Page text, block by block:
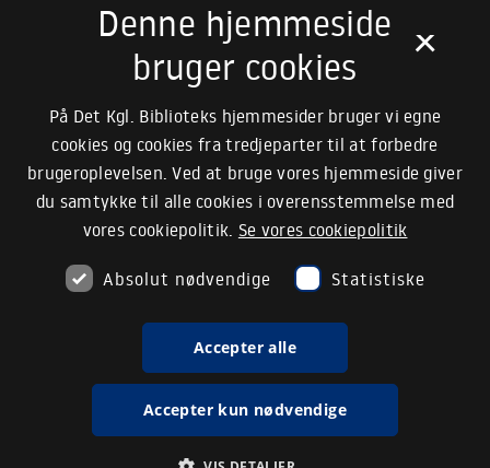
×
Denne hjemmeside
bruger cookies
På Det Kgl. Biblioteks hjemmesider bruger vi egne
cookies og cookies fra tredjeparter til at forbedre
brugeroplevelsen. Ved at bruge vores hjemmeside giver
du samtykke til alle cookies i overensstemmelse med
vores cookiepolitik. Se vores cookiepolitik
Absolut nødvendige Statistiske
Accepter alle
Accepter kun nødvendige